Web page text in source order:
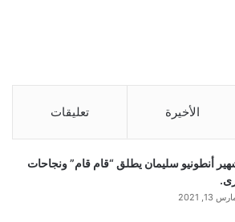
الأخيرة تعليقات
أنطونيو سليمان يطلق “قام قام” ونجاحات
13, 2021